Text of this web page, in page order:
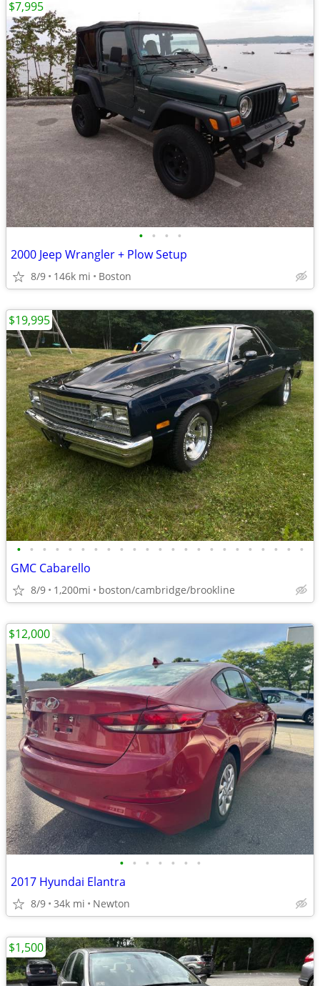
• • • •
2000 Jeep Wrangler + Plow Setup
8/9 146k mi Boston
$7,995
• • • • • • • • • • • • • • • • • • • • • • •
GMC Cabarello
8/9 1,200mi boston/cambridge/brookline
$19,995
• • • • • • •
2017 Hyundai Elantra
8/9 34k mi Newton
$12,000
$1,500